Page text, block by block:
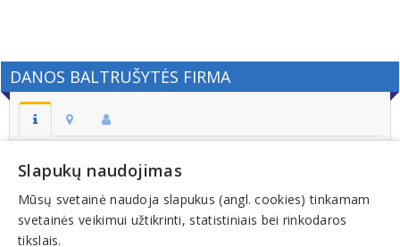
DANOS BALTRUŠYTĖS FIRMA
Adresas:
KAUNAS
Kodas:
234345770
Slapukų naudojimas
Mūsų svetainė naudoja slapukus (angl. cookies) tinkamam
svetainės veikimui užtikrinti, statistiniais bei rinkodaros
tikslais.